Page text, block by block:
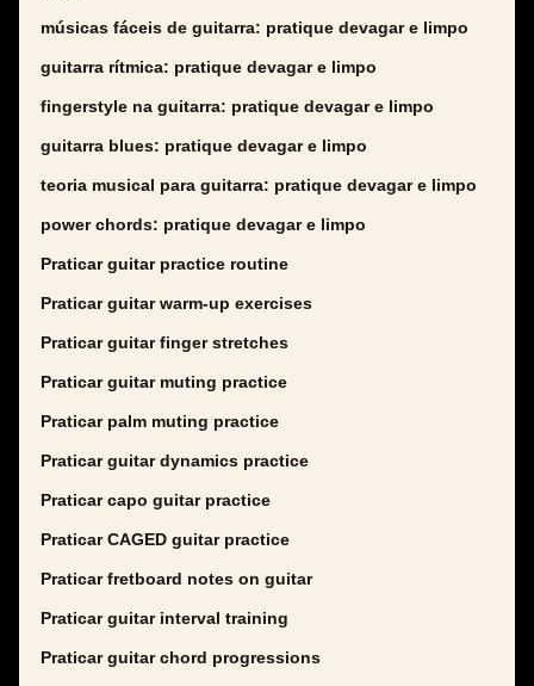
músicas fáceis de guitarra: pratique devagar e limpo
guitarra rítmica: pratique devagar e limpo
fingerstyle na guitarra: pratique devagar e limpo
guitarra blues: pratique devagar e limpo
teoria musical para guitarra: pratique devagar e limpo
power chords: pratique devagar e limpo
Praticar guitar practice routine
Praticar guitar warm-up exercises
Praticar guitar finger stretches
Praticar guitar muting practice
Praticar palm muting practice
Praticar guitar dynamics practice
Praticar capo guitar practice
Praticar CAGED guitar practice
Praticar fretboard notes on guitar
Praticar guitar interval training
Praticar guitar chord progressions